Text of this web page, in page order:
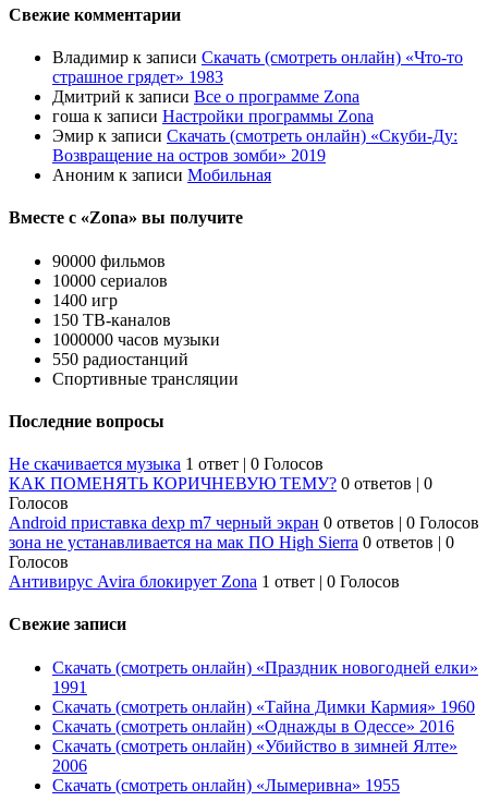
Свежие комментарии
Владимир к записи Скачать (смотреть онлайн) «Что-то
страшное грядет» 1983
Дмитрий к записи Все о программе Zona
гоша к записи Настройки программы Zona
Эмир к записи Скачать (смотреть онлайн) «Скуби-Ду:
Возвращение на остров зомби» 2019
Аноним к записи Мобильная
Вместе с «Zona» вы получите
90000 фильмов
10000 сериалов
1400 игр
150 ТВ-каналов
1000000 часов музыки
550 радиостанций
Спортивные трансляции
Последние вопросы
Не скачивается музыка 1 ответ | 0 Голосов
КАК ПОМЕНЯТЬ КОРИЧНЕВУЮ ТЕМУ? 0 ответов | 0
Голосов
Android приставка dexp m7 черный экран 0 ответов | 0 Голосов
зона не устанавливается на мак ПО High Sierra 0 ответов | 0
Голосов
Антивирус Avira блокирует Zona 1 ответ | 0 Голосов
Свежие записи
Скачать (смотреть онлайн) «Праздник новогодней елки»
1991
Скачать (смотреть онлайн) «Тайна Димки Кармия» 1960
Скачать (смотреть онлайн) «Однажды в Одессе» 2016
Скачать (смотреть онлайн) «Убийство в зимней Ялте»
2006
Скачать (смотреть онлайн) «Лымеривна» 1955